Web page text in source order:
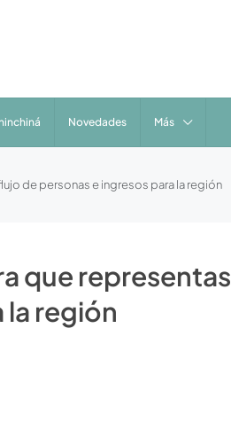
Novedades Más
de personas e ingresos para la región
que representas
la región